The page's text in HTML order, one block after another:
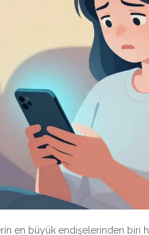
en büyük endişelerinden biri